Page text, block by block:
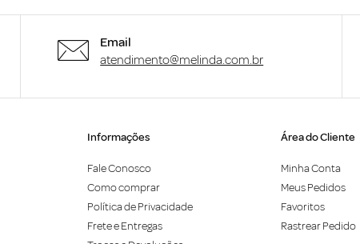
Email
atendimento@melinda.com.br
Informações
Fale Conosco
Como comprar
Política de Privacidade
Frete e Entregas
Área do Cliente
Minha Conta
Meus Pedidos
Favoritos
Rastrear Pedido